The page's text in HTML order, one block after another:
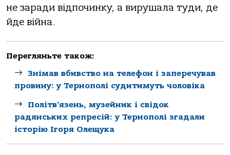
не заради відпочинку, а вирушала туди, де
йде війна.
Перегляньте також:
Знімав вбивство на телефон і заперечував
провину: у Тернополі судитимуть чоловіка
Політв’язень, музейник і свідок
радянських репресій: у Тернополі згадали
історію Ігоря Олещука